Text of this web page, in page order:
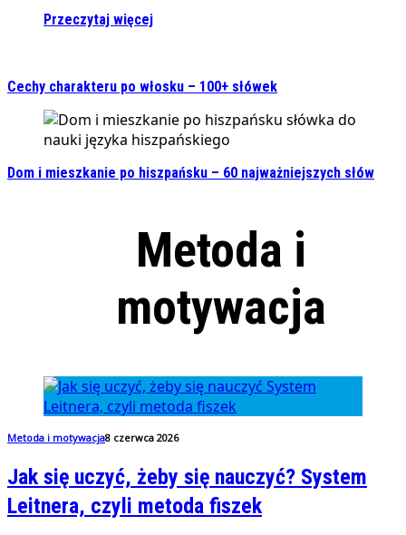
Przeczytaj więcej
Cechy charakteru po włosku – 100+ słówek
Dom i mieszkanie po hiszpańsku – 60 najważniejszych słów
Metoda i
motywacja
Metoda i motywacja8 czerwca 2026
Jak się uczyć, żeby się nauczyć? System
Leitnera, czyli metoda fiszek